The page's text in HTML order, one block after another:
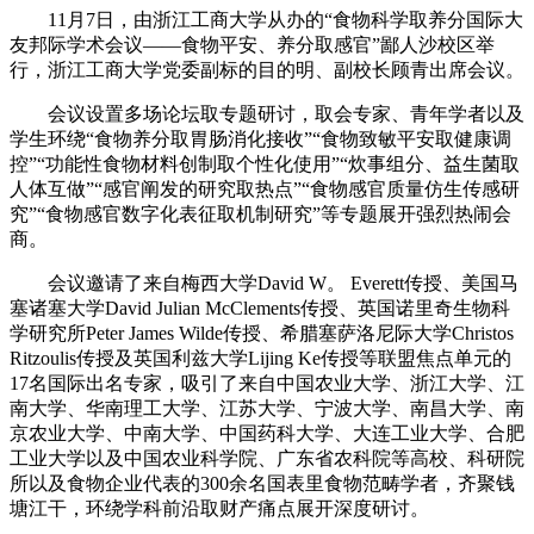
11月7日，由浙江工商大学从办的“食物科学取养分国际大
友邦际学术会议——食物平安、养分取感官”鄙人沙校区举
行，浙江工商大学党委副标的目的明、副校长顾青出席会议。
会议设置多场论坛取专题研讨，取会专家、青年学者以及
学生环绕“食物养分取胃肠消化接收”“食物致敏平安取健康调
控”“功能性食物材料创制取个性化使用”“炊事组分、益生菌取
人体互做”“感官阐发的研究取热点”“食物感官质量仿生传感研
究”“食物感官数字化表征取机制研究”等专题展开强烈热闹会
商。
会议邀请了来自梅西大学David W。 Everett传授、美国马
塞诸塞大学David Julian McClements传授、英国诺里奇生物科
学研究所Peter James Wilde传授、希腊塞萨洛尼际大学Christos
Ritzoulis传授及英国利兹大学Lijing Ke传授等联盟焦点单元的
17名国际出名专家，吸引了来自中国农业大学、浙江大学、江
南大学、华南理工大学、江苏大学、宁波大学、南昌大学、南
京农业大学、中南大学、中国药科大学、大连工业大学、合肥
工业大学以及中国农业科学院、广东省农科院等高校、科研院
所以及食物企业代表的300余名国表里食物范畴学者，齐聚钱
塘江干，环绕学科前沿取财产痛点展开深度研讨。